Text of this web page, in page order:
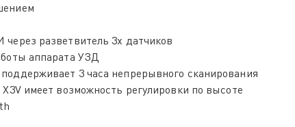
разветвитель 3х датчиков
аппарата УЗД
3 часа непрерывного сканирования
имеет возможность регулировки по высоте